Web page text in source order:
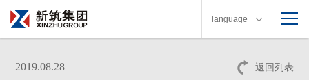
language
返回列表
2019.08.28